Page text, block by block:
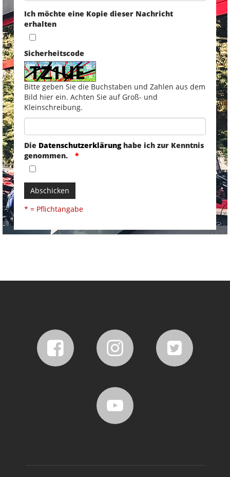
Ich möchte eine Kopie dieser Nachricht
erhalten
Sicherheitscode
Bitte geben Sie die Buchstaben und Zahlen aus dem
Bild hier ein. Achten Sie auf Groß- und
Kleinschreibung.
Die Datenschutzerklärunghabe ich zur Kenntnis
genommen.
Abschicken
* = Pflichtangabe